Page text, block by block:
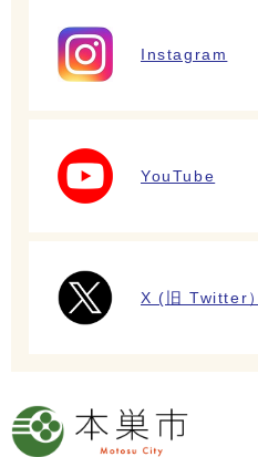
Instagram
YouTube
X (旧 Twitter）